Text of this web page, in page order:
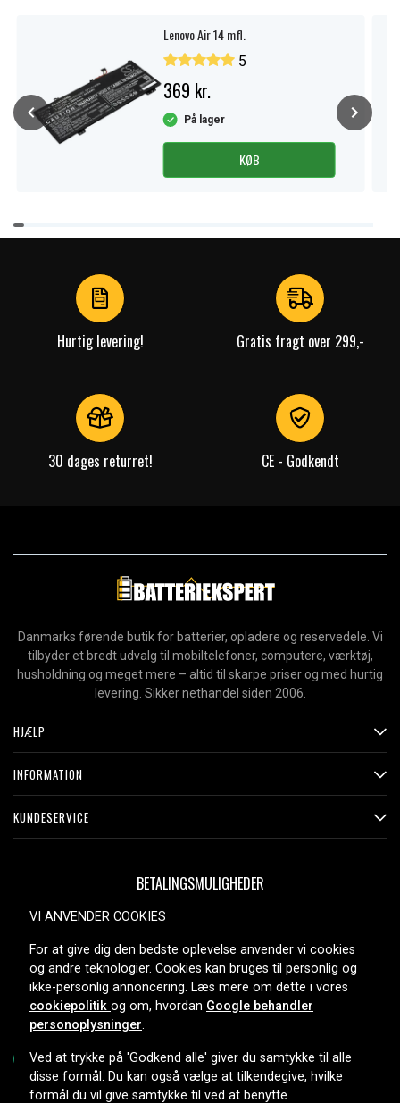
Lenovo Air 14 mfl.
5
369 kr.
På lager
KØB
Item
1
Hurtig levering! Gratis fragt over 299,-
30 dages returret! CE - Godkendt
Danmarks førende butik for batterier, opladere og reservedele. Vi
tilbyder et bredt udvalg til mobiltelefoner, computere, værktøj,
husholdning og meget mere – altid til skarpe priser og med hurtig
levering. Sikker nethandel siden 2006.
HJÆLP
INFORMATION
KUNDESERVICE
BETALINGSMULIGHEDER
LEVERINGSMULIGHEDER
VI ANVENDER COOKIES
For at give dig den bedste oplevelse anvender vi cookies
og andre teknologier. Cookies kan bruges til personlig og
ikke-personlig annoncering. Læs mere om dette i vores
cookiepolitik og om, hvordan Google behandler
personoplysninger.
Ved at trykke på 'Godkend alle' giver du samtykke til alle
disse formål. Du kan også vælge at tilkendegive, hvilke
formål du vil give samtykke til ved at benytte